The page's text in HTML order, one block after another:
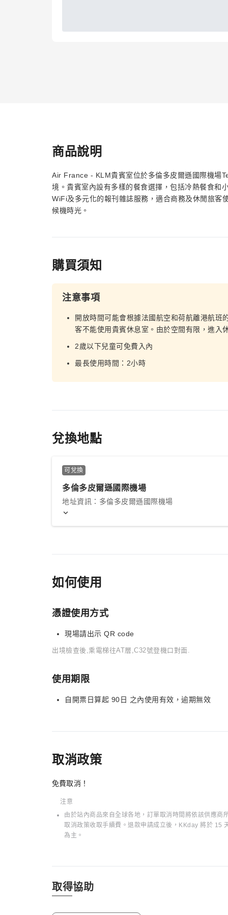
商品說明
Air France - KLM貴賓室位於多倫多皮爾遜國際機場
境。貴賓室內設有多樣的餐食選擇，包括冷熱餐食和
WiFi及多元化的報刊雜誌服務，適合商務及休閒旅客
候機時光。
購買須知
注意事項
開放時間可能會根據法國航空和荷航離港航班
客不能使用貴賓休息室。由於空間有限，進入
2歲以下兒童可免費入內
最長使用時間：2小時
兌換地點
可兌換
多倫多皮爾遜國際機場
地址資訊：多倫多皮爾遜國際機場
如何使用
憑證使用方式
現場請出示 QR code
出境檢查後,乘電梯往AT層,C32號登機口對面.
使用期限
自開票日算起 90日 之內使用有效，逾期無效
取消政策
免費取消！
注意
由於站內商品來自全球各地，訂單取消時間將依該供應
取消政策收取手續費。退款申請成立後，KKday 將於 15
為主。
取得協助